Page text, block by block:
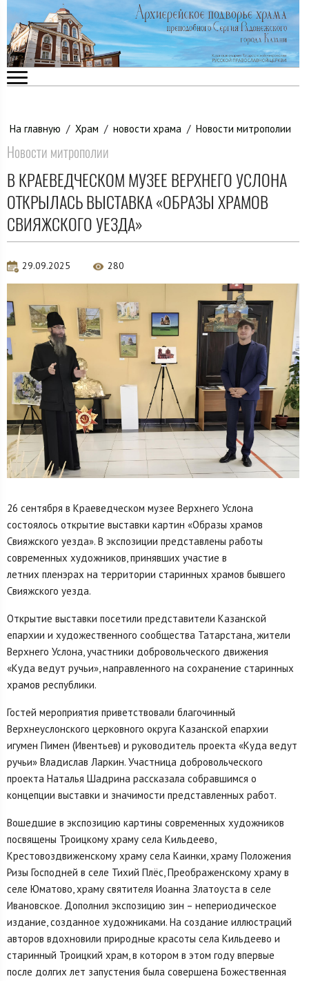
На главную / Храм / новости храма / Новости митрополии
Новости митрополии
В КРАЕВЕДЧЕСКОМ МУЗЕЕ ВЕРХНЕГО УСЛОНА
ОТКРЫЛАСЬ ВЫСТАВКА «ОБРАЗЫ ХРАМОВ
СВИЯЖСКОГО УЕЗДА»
29.09.2025 280
26 сентября в Краеведческом музее Верхнего Услона
состоялось открытие выставки картин «Образы храмов
Свияжского уезда». В экспозиции представлены работы
современных художников, принявших участие в
летних пленэрах на территории старинных храмов бывшего
Свияжского уезда.
Открытие выставки посетили представители Казанской
епархии и художественного сообщества Татарстана, жители
Верхнего Услона, участники добровольческого движения
«Куда ведут ручьи», направленного на сохранение старинных
храмов республики.
Гостей мероприятия приветствовали благочинный
Верхнеуслонского церковного округа Казанской епархии
игумен Пимен (Ивентьев) и руководитель проекта «Куда ведут
ручьи» Владислав Ларкин. Участница добровольческого
проекта Наталья Шадрина рассказала собравшимся о
концепции выставки и значимости представленных работ.
Вошедшие в экспозицию картины современных художников
посвящены Троицкому храму села Кильдеево,
Крестовоздвиженскому храму села Каинки, храму Положения
Ризы Господней в селе Тихий Плёс, Преображенскому храму в
селе Юматово, храму святителя Иоанна Златоуста в селе
Ивановское. Дополнил экспозицию зин – непериодическое
издание, созданное художниками. На создание иллюстраций
авторов вдохновили природные красоты села Кильдеево и
старинный Троицкий храм, в котором в этом году впервые
после долгих лет запустения была совершена Божественная